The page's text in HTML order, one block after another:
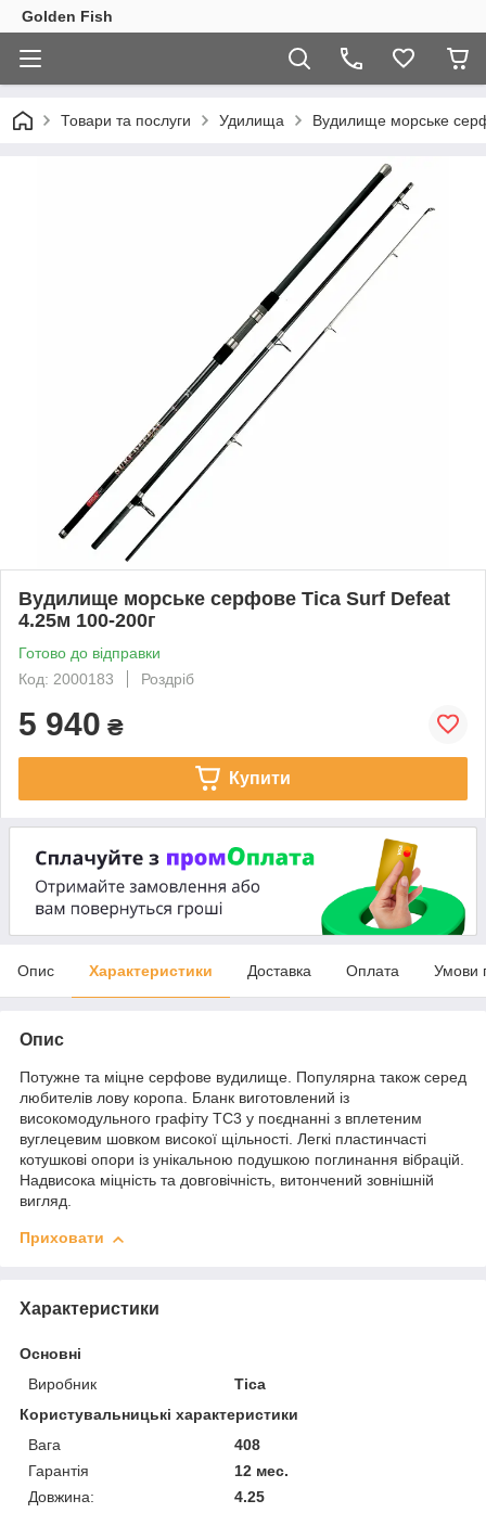
Golden Fish
Товари та послуги Удилища Вудилище морське
Вудилище морське серфове Tica Surf Defeat
4.25м 100-200г
Готово до відправки
Код: 2000183
Роздріб
5 940 ₴
Купити
Опис Характеристики Доставка Оплата Умови
Опис
Потужне та міцне серфове вудилище. Популярна також серед
любителів лову коропа. Бланк виготовлений із
високомодульного графіту ТС3 у поєднанні з вплетеним
вуглецевим шовком високої щільності. Легкі пластинчасті
котушкові опори із унікальною подушкою поглинання вібрацій.
Надвисока міцність та довговічність, витончений зовнішній
вигляд.
Приховати
Характеристики
Основні
Виробник
Tica
Користувальницькі характеристики
Вага
408
Гарантія
12 мес.
Довжина:
4.25